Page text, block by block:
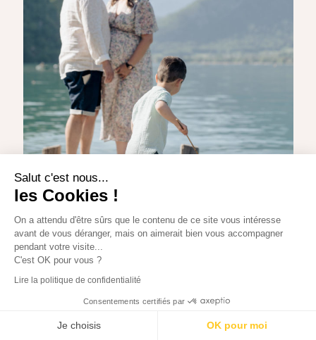
Salut c'est nous...
les Cookies !
On a attendu d'être sûrs que le contenu de ce site vous intéresse
avant de vous déranger, mais on aimerait bien vous accompagner
pendant votre visite...
C'est OK pour vous ?
Lire la politique de confidentialité
Consentements certifiés par
Je choisis OK pour moi